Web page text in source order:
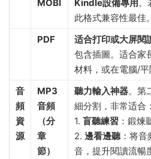
MOBI Kindle設備專用。
此格式兼容性最佳。
PDF
适合打印或大屏閱
包含插圖。适合家
材料，或在電腦/平
音
頻
資
源
MP3
音頻
（分
章
節）​
聽力輸入神器。第
細分割，非常适合：
1. ​ 盲聽練習 ：鍛煉
2. ​ 邊看邊聽：将音
音，提升閱讀流暢